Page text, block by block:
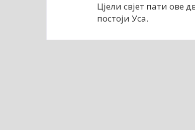
Цјели свјет пати ове
постоји Уса.